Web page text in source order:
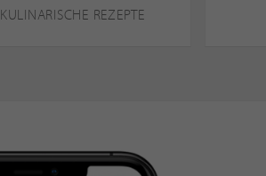
KULINARISCHE REZEPTE